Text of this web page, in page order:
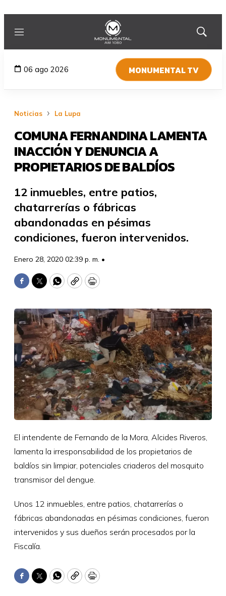
Menú
Mostrar
06 ago 2026 MONUMENTAL TV
Noticias La Lupa
COMUNA FERNANDINA LAMENTA
INACCIÓN Y DENUNCIA A
PROPIETARIOS DE BALDÍOS
12 inmuebles, entre patios,
chatarrerías o fábricas
abandonadas en pésimas
condiciones, fueron intervenidos.
Enero 28, 2020 02:39 p. m. •
Facebook
TwitterWhatsApp
CopyPrint
El intendente de Fernando de la Mora, Alcides Riveros,
lamenta la irresponsabilidad de los propietarios de
baldíos sin limpiar, potenciales criaderos del mosquito
transmisor del dengue.
Unos 12 inmuebles, entre patios, chatarrerías o
fábricas abandonadas en pésimas condiciones, fueron
intervenidos y sus dueños serán procesados por la
Fiscalía.
Facebook
TwitterWhatsApp
CopyPrint